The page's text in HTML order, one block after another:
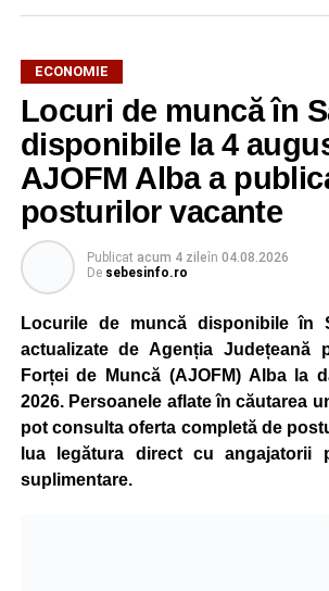
Potrivit unui comunicat al companiei,
gradual, în funcție de necesitățile
Reprezentanții Kronospan precizează
este monitorizată permanent, iar
capacitate normală imediat ce
Compania dă asigurări că oprirea
de producție nu va afecta livrările către
Kronospan se numără printre cei mai
energie electrică din România. O
energetic este acoperită prin producția
realizată cu ajutorul panourilor
de cogenerare.
Reprezentanții companiei afirmă
colaborarea cu autoritățile și
energetic pentru a contribui la
ECONOMIE
Locuri de muncă în
disponibile la 4
AJOFM Alba a
posturilor vacante
Publicat acum 4 zileîn 04.08.2026
De sebesinfo.ro
Locurile de muncă disponibile în
actualizate de Agenția Județeană
Forței de Muncă (AJOFM) Alba la
2026. Persoanele aflate în căutarea
pot consulta oferta completă de
lua legătura direct cu angajatorii
suplimentare.